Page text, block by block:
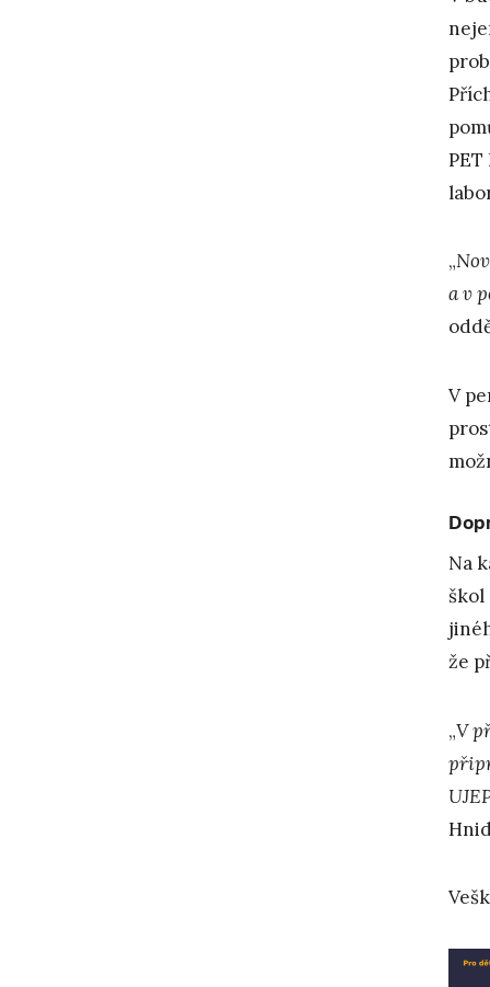
„
a v
V
Na
škol
že
„V